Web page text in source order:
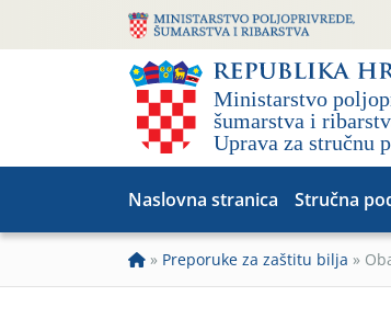
Naslovna stranica Stručna
» Preporuke za zaštitu bilja »